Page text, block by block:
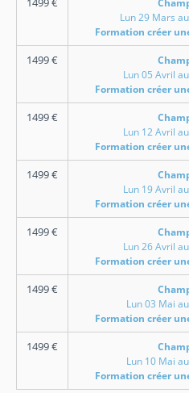
Lun 29 Mars
Formation créer
1499€
Lun 05 Avril
Formation créer
1499€
Lun 12 Avril
Formation créer
1499€
Lun 19 Avril
Formation créer
1499€
Lun 26 Avril
Formation créer
1499€
Lun 03 Mai
Formation créer
1499€
Lun 10 Mai
Formation créer